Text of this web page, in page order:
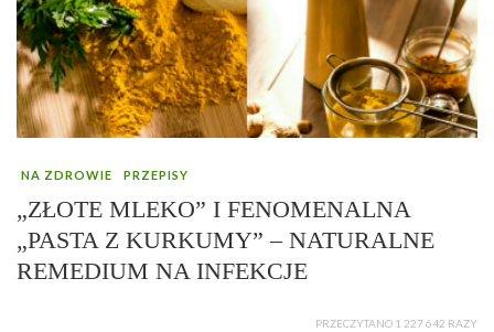
NA ZDROWIE PRZEPISY
„ZŁOTE MLEKO” I FENOMENALNA
„PASTA Z KURKUMY” – NATURALNE
REMEDIUM NA INFEKCJE
PRZECZYTANO 1 227 642 RAZY